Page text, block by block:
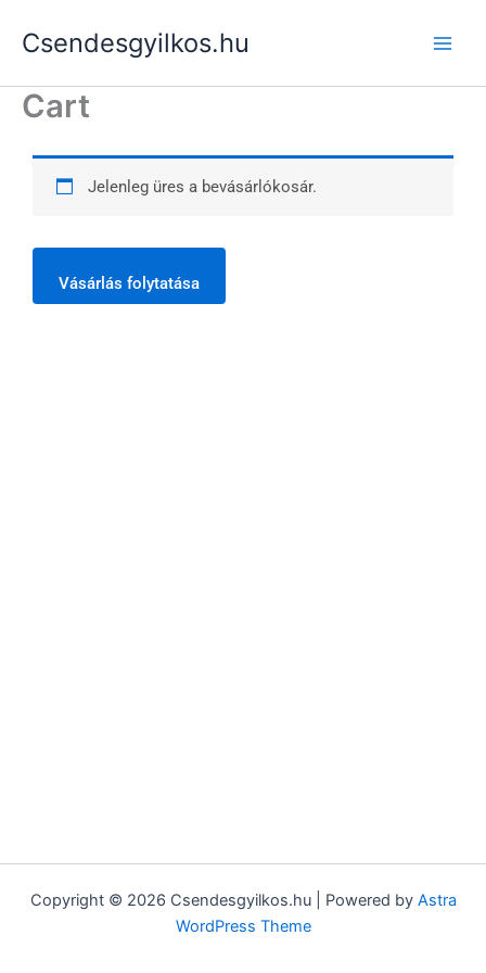
Csendesgyilkos.hu
Cart
Jelenleg üres a bevásárlókosár.
Vásárlás folytatása
Copyright © 2026 Csendesgyilkos.hu | Powered by Astra
WordPress Theme